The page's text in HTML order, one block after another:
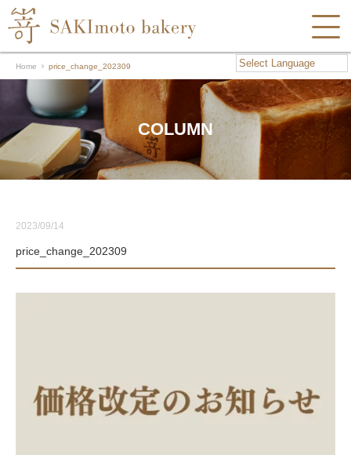
Home price_change_202309
COLUMN
2023/09/14
price_change_202309